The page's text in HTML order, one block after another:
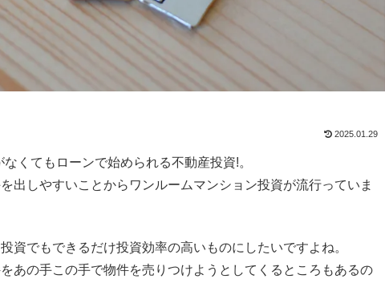
2025.01.29
くてもローンで始められる不動産投資!。
出しやすいことからワンルームマンション投資が流行っていま
資でもできるだけ投資効率の高いものにしたいですよね。
あの手この手で物件を売りつけようとしてくるところもあるの